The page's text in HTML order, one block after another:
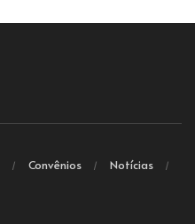
Convênios
Notícias